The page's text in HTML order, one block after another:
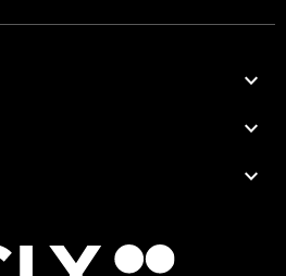


